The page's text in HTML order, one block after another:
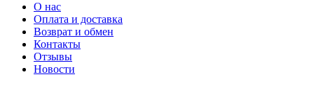
О нас
Оплата и доставка
Возврат и обмен
Контакты
Отзывы
Новости